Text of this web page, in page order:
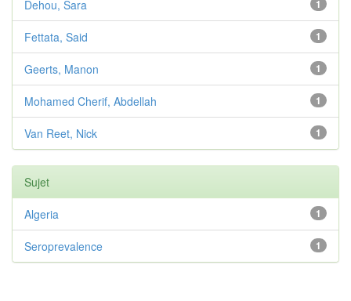
1
Dehou, Sara
1
Fettata, Said
1
Geerts, Manon
1
Mohamed Cherif, Abdellah
1
Van Reet, Nick
Sujet
1
Algeria
1
Seroprevalence